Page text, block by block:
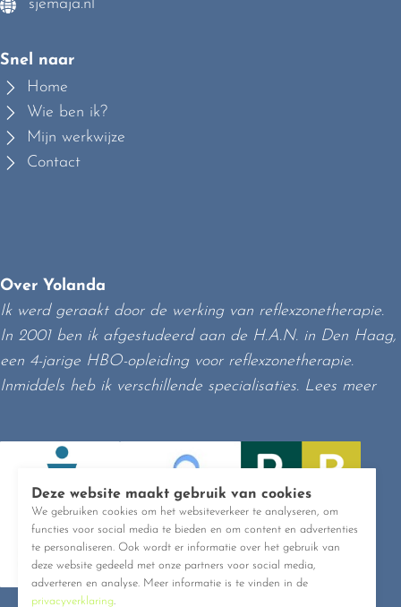
sjemaja.nl
Snel naar
Home
Wie ben ik?
Mijn werkwijze
Contact
Over Yolanda
Ik werd geraakt door de werking van reflexzonetherapie.
In 2001 ben ik afgestudeerd aan de H.A.N. in Den Haag,
een 4-jarige HBO-opleiding voor reflexzonetherapie.
Inmiddels heb ik verschillende specialisaties. Lees meer
Deze website maakt gebruik van cookies
We gebruiken cookies om het websiteverkeer te analyseren, om
functies voor social media te bieden en om content en advertenties
te personaliseren. Ook wordt er informatie over het gebruik van
deze website gedeeld met onze partners voor social media,
adverteren en analyse. Meer informatie is te vinden in de
privacyverklaring.